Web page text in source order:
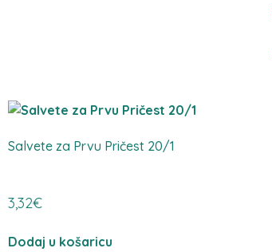
Salvete za Prvu Pričest 20/1
3,32€
Dodaj u košaricu